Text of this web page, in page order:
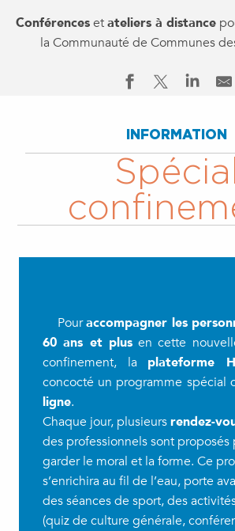
Conférencesetateliers à distance
la Communauté de Communes
INFORMATION
Spécial
Pouraccompagner les
60 ans et plusen cette
confinement, la plateforme
concocté un programme spécial
ligne.
Chaque jour, plusieursrendez-
des professionnels sont proposés
garder le moral et la forme. Ce
s’enrichira au fil de l’eau, porte
des séances de sport, des
(quiz de culture générale,